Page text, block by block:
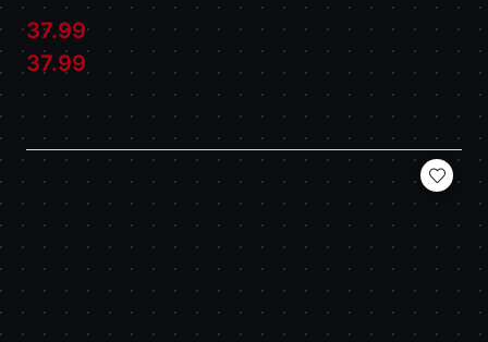
Cena:
37.99
Cena:
37.99